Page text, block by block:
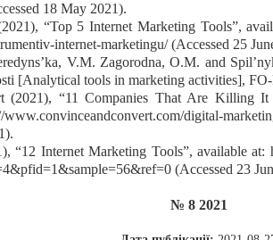
18 May 2021).
“Top 5 Internet Marketing Tools”,
internet-marketingu/ (Accessed 25
V.M. Zagorodna, O.M. and
[Analytical tools in marketing activities],
(2021), “11 Companies That Are Killing
digital-
“12 Internet Marketing Tools”, available at:
(Accessed 23
№ 8 2021